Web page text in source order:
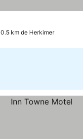
km de Herkimer